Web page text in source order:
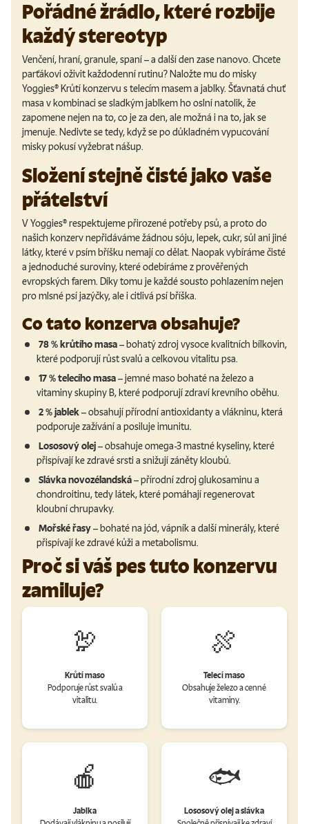
Pořádné žrádlo, které rozbije
každý stereotyp
Venčení, hraní, granule, spaní – a další den zase nanovo. Chcete
parťákovi oživit každodenní rutinu? Naložte mu do misky
Yoggies® Krůtí konzervu s telecím masem a jablky. Šťavnatá chuť
masa v kombinaci se sladkým jablkem ho oslnínatolik, že
zapomene nejen na to, co je za den, ale možná i na to, jak se
jmenuje. Nedivte se tedy, když se po důkladném vypucování
misky pokusí vyžebrat nášup.
Složení stejně čisté jako vaše
přátelství
V Yoggies®respektujeme přirozené potřeby psů, a proto do
našich konzerv nepřidávámežádnou sóju, lepek, cukr, sůl ani jiné
látky, které v psím bříšku nemají co dělat. Naopak vybíráme čisté
a jednoduché suroviny, které odebíráme z prověřených
evropských farem. Díky tomu je každé sousto pohlazením nejen
pro mlsné psí jazýčky, ale i citlivá psí bříška.
Co tato konzerva obsahuje?
78 % krůtího masa– bohatý zdroj vysoce kvalitních bílkovin,
které podporují růst svalů a celkovou vitalitu psa.
17 % telecího masa– jemné maso bohaté na železo a
vitaminy skupiny B, které podporují zdraví krevního oběhu.
2 % jablek– obsahují přírodní antioxidanty a vlákninu, která
podporuje zažívání a posiluje imunitu.
Lososový olej– obsahuje omega-3 mastné kyseliny, které
přispívají ke zdravé srsti a snižují záněty kloubů.
Slávka novozélandská– přírodní zdroj glukosaminu a
chondroitinu, tedy látek, které pomáhají regenerovat
kloubní chrupavky.
Mořské řasy– bohaté na jód, vápník a další minerály, které
přispívají ke zdravé kůži a metabolismu.
Proč si váš pes tuto konzervu
zamiluje?
🦃
Krůtí maso
Podporuje růst svalů a
vitalitu.
🍖
Telecí maso
Obsahuje železo a cenné
vitaminy.
🍎
Jablka
🐟
Lososový olej a slávka